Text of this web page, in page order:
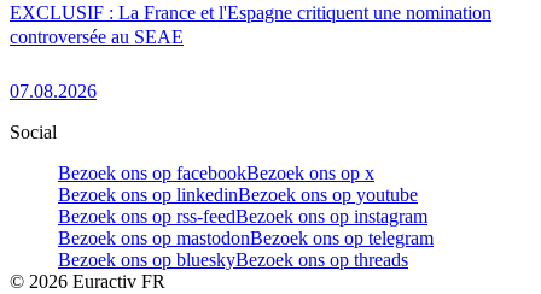
EXCLUSIF : La France et l'Espagne critiquent une nomination
controversée au SEAE
07.08.2026
Social
Bezoek ons op facebookBezoek ons op x
Bezoek ons op linkedinBezoek ons op youtube
Bezoek ons op rss-feedBezoek ons op instagram
Bezoek ons op mastodonBezoek ons op telegram
Bezoek ons op blueskyBezoek ons op threads
© 2026 Euractiv FR